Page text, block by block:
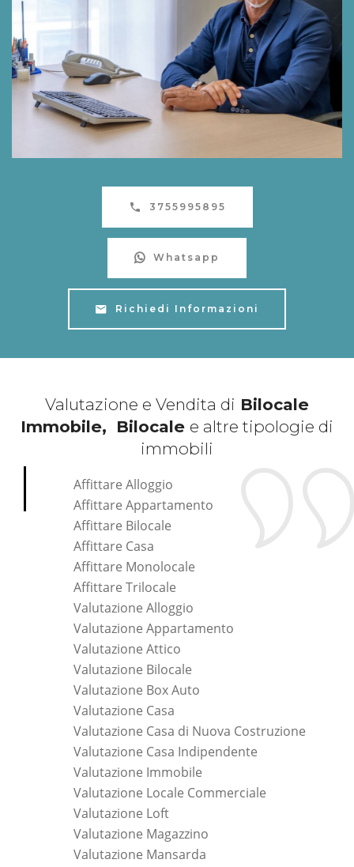
3755995895
Whatsapp
Richiedi Informazioni
Valutazione e Vendita di Bilocale
Immobile, Bilocale e altre tipologie di
immobili
Affittare Alloggio
Affittare Appartamento
Affittare Bilocale
Affittare Casa
Affittare Monolocale
Affittare Trilocale
Valutazione Alloggio
Valutazione Appartamento
Valutazione Attico
Valutazione Bilocale
Valutazione Box Auto
Valutazione Casa
Valutazione Casa di Nuova Costruzione
Valutazione Casa Indipendente
Valutazione Immobile
Valutazione Locale Commerciale
Valutazione Loft
Valutazione Magazzino
Valutazione Mansarda